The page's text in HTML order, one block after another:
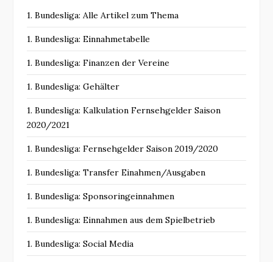
1. Bundesliga: Alle Artikel zum Thema
1. Bundesliga: Einnahmetabelle
1. Bundesliga: Finanzen der Vereine
1. Bundesliga: Gehälter
1. Bundesliga: Kalkulation Fernsehgelder Saison
2020/2021
1. Bundesliga: Fernsehgelder Saison 2019/2020
1. Bundesliga: Transfer Einahmen/Ausgaben
1. Bundesliga: Sponsoringeinnahmen
1. Bundesliga: Einnahmen aus dem Spielbetrieb
1. Bundesliga: Social Media